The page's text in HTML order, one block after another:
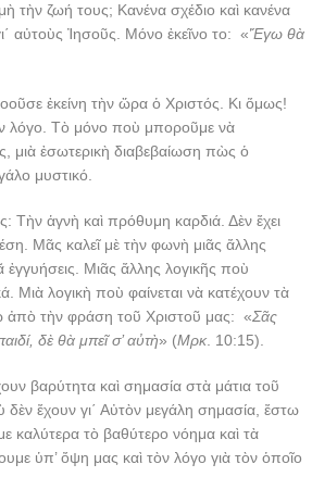
τὴν ζωή τους; Κανένα σχέδιο καὶ κανένα
αὐτοὺς Ἰησοῦς. Μόνο ἐκεῖνο το: «Ἔγω θὰ
ἐκείνη τὴν ὥρα ὁ Χριστός. Κι ὅμως!
λόγο. Τὸ μόνο ποὺ μποροῦμε νὰ
μιὰ ἐσωτερικὴ διαβεβαίωση πὼς ὁ
μυστικό.
Τὴν ἁγνὴ καὶ πρόθυμη καρδιά. Δὲν ἔχει
Μᾶς καλεῖ μὲ τὴν φωνὴ μιᾶς ἄλλης
ἐγγυήσεις. Μιᾶς ἄλλης λογικῆς ποὺ
Μιὰ λογικὴ ποὺ φαίνεται νὰ κατέχουν τὰ
ἀπὸ τὴν φράση τοῦ Χριστοῦ μας: «Σᾶς
δὲ θὰ μπεῖ σ’ αὐτὴ» (Μρκ. 10:15).
βαρύτητα καὶ σημασία στὰ μάτια τοῦ
ἔχουν γι΄ Αὐτὸν μεγάλη σημασία, ἔστω
καλύτερα τὸ βαθύτερο νόημα καὶ τὰ
ὑπ’ ὄψη μας καὶ τὸν λόγο γιὰ τὸν ὁποῖο